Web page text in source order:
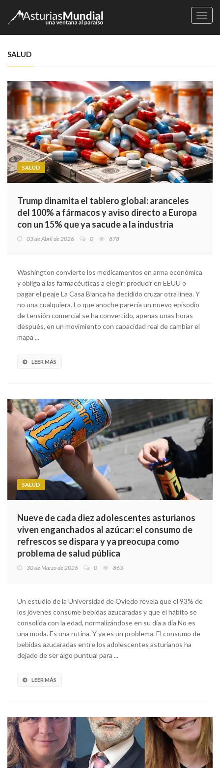
SALUD
SALUD
Trump dinamita el tablero global: aranceles
del 100% a fármacos y aviso directo a Europa
con un 15% que ya sacude a la industria
03 de Abril de 2026 0 878
Washington convierte los medicamentos en arma económica
y obliga a las farmacéuticas a elegir: producir en EEUU o
pagar el peaje La Casa Blanca ha decidido cruzar otra línea. Y
no una cualquiera. Lo que anoche parecía un nuevo episodio
de tensión comercial se ha convertido, apenas unas horas
después, en un movimiento con capacidad real de cambiar el
mapa ...
LEER MÁS
SALUD
Nueve de cada diez adolescentes asturianos
viven enganchados al azúcar: el consumo de
refrescos se dispara y ya preocupa como
problema de salud pública
30 de Marzo de 2026 0 863
Un estudio de la Universidad de Oviedo revela que el 93% de
los jóvenes consume bebidas azucaradas y que el hábito se
consolida con la edad, normalizándose en su día a día No es
una moda. Es una rutina. Y ya es un problema. El consumo de
bebidas azucaradas entre los adolescentes asturianos ha
dejado de ser algo puntual para ...
LEER MÁS